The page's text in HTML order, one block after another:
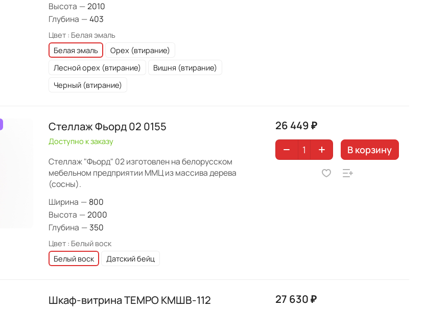
Высота —2010
Глубина —403
Цвет : Белая эмаль
Белая эмаль
Орех (втирание)
Лесной орех (втирание)
Вишня (втирание)
Черный (втирание)
Стеллаж Фьорд 02 0155
Доступно к заказу
Стеллаж "Фьорд" 02 изготовлен на белорусском
мебельном предприятии ММЦ из массива дерева
(сосны).
Ширина — 800
Высота —2000
Глубина — 350
Цвет : Белый воск
Белый воск
Датский бейц
26 449 ₽
В корзину
Шкаф-витрина TEMPO КМШВ-112 27 630 ₽